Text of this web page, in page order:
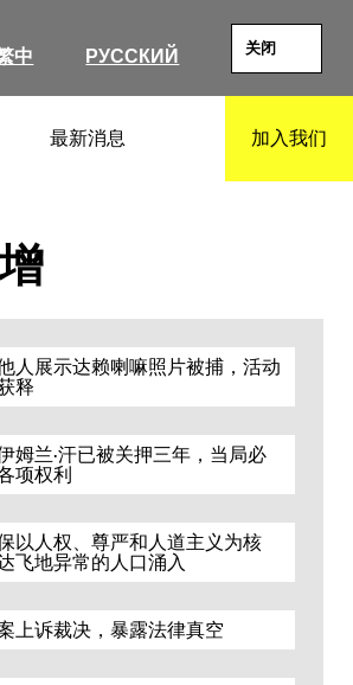
中 РУССКИЙ 关闭
最新消息 加入我们
人展示达赖喇嘛照片被捕，活动
释
姆兰·汗已被关押三年，当局必
项权利
以人权、尊严和人道主义为核
飞地异常的人口涌入
上诉裁决，暴露法律真空